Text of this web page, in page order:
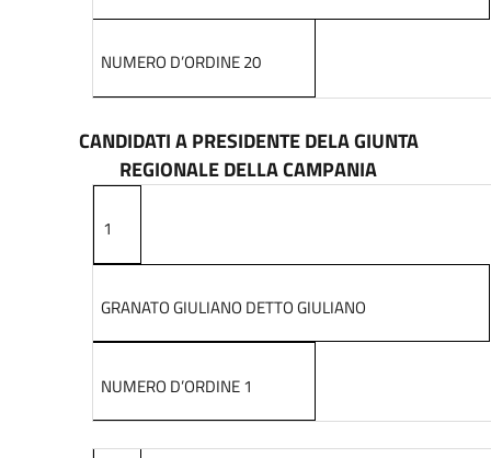
NUMERO D’ORDINE 20
CANDIDATI A PRESIDENTE DELA GIUNTA
REGIONALE DELLA CAMPANIA
1
GRANATO GIULIANO DETTO GIULIANO
NUMERO D’ORDINE 1